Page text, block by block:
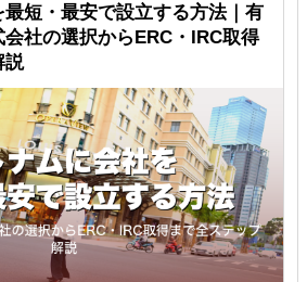
短・最安で設立する方法｜有
会社の選択からERC・IRC取得
説